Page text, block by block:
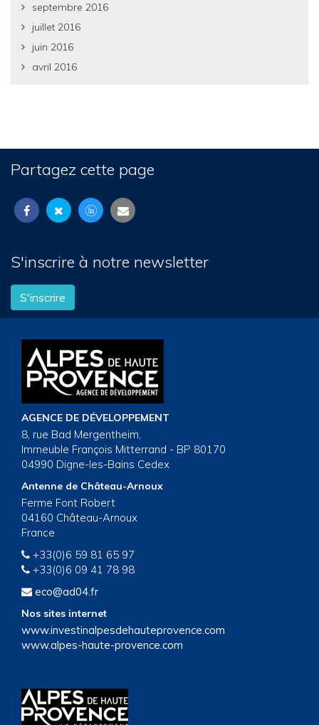
septembre 2016
juillet 2016
juin 2016
avril 2016
Partagez cette page
S'inscrire à notre newsletter
S'inscrire
AGENCE DE DÉVELOPPEMENT
8, rue Bad Mergentheim,
Immeuble François Mitterrand - BP 80170
04990 Digne-les-Bains Cedex
Antenne de Château-Arnoux
Ferme Font Robert
04160 Château-Arnoux
France
+33(0)6 59 81 65 97
+33(0)6 09 41 78 98
eco@ad04.fr
Nos sites internet
www.investinalpesdehauteprovence.com
www.alpes-haute-provence.com